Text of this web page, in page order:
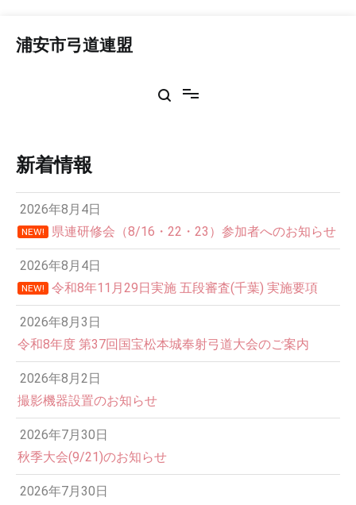
浦安市弓道連盟
新着情報
2026年8月4日
NEW! 県連研修会（8/16・22・23）参加者へのお知らせ
2026年8月4日
NEW! 令和8年11月29日実施 五段審査(千葉) 実施要項
2026年8月3日
令和8年度 第37回国宝松本城奉射弓道大会のご案内
2026年8月2日
撮影機器設置のお知らせ
2026年7月30日
秋季大会(9/21)のお知らせ
2026年7月30日